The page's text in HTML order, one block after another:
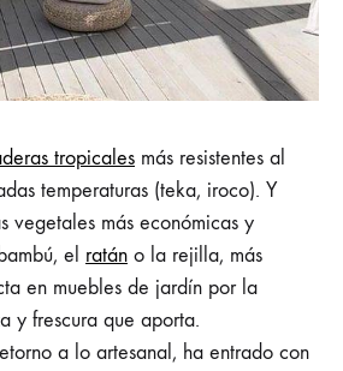
tropicales más resistentes al
temperaturas (teka, iroco). Y
vegetales más económicas y
el ratán o la rejilla, más
en muebles de jardín por la
y frescura que aporta.
a lo artesanal, ha entrado con